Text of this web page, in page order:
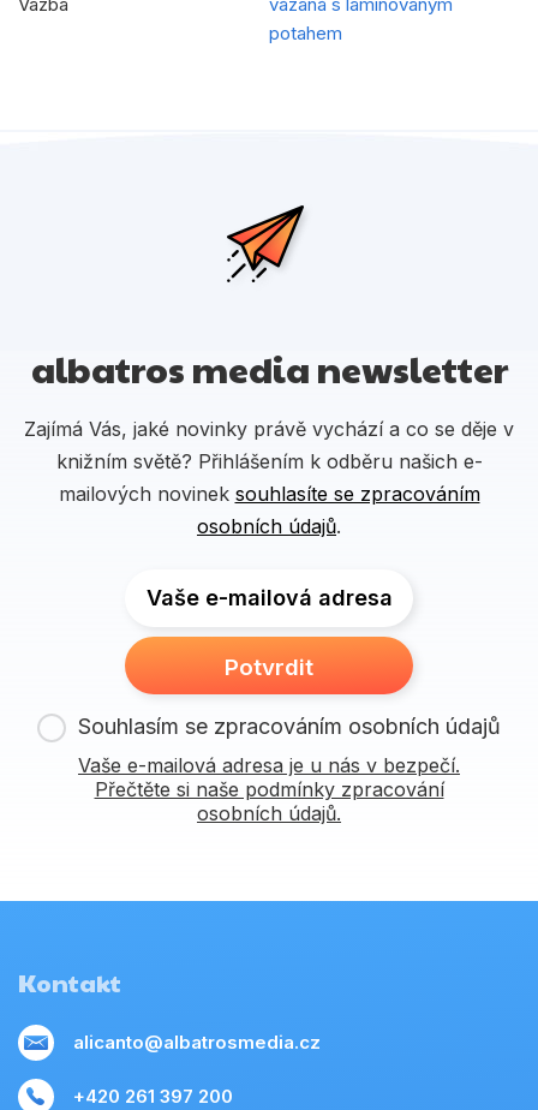
potahem
albatros media newsletter
Zajímá Vás, jaké novinky právě vychází a co se děje v
knižním světě? Přihlášením k odběru našich e-
mailových novinek souhlasíte se zpracováním
osobních údajů.
Vaše e-mailová adresa
Potvrdit
Souhlasím se zpracováním osobních údajů
Vaše e-mailová adresa je u nás v bezpečí.
Přečtěte si naše podmínky zpracování
osobních údajů.
Kontakt
alicanto@albatrosmedia.cz
+420 261 397 200